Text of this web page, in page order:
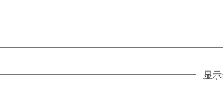
显